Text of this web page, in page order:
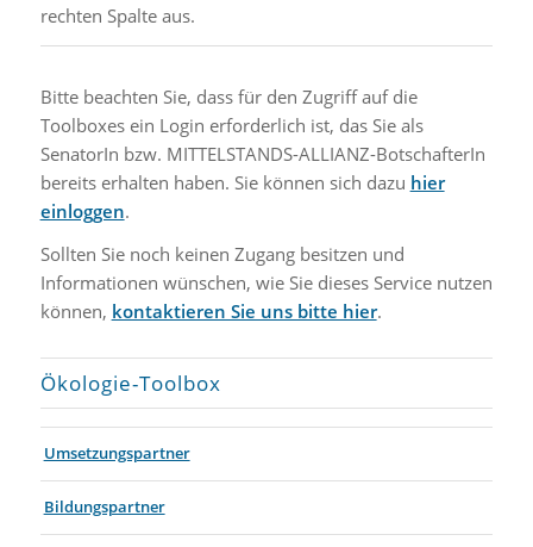
rechten Spalte aus.
Bitte beachten Sie, dass für den Zugriff auf die
Toolboxes ein Login erforderlich ist, das Sie als
SenatorIn bzw. MITTELSTANDS-ALLIANZ-BotschafterIn
bereits erhalten haben. Sie können sich dazu hier
einloggen.
Sollten Sie noch keinen Zugang besitzen und
Informationen wünschen, wie Sie dieses Service nutzen
können, kontaktieren Sie uns bitte hier.
Ökologie-Toolbox
Umsetzungspartner
Bildungspartner